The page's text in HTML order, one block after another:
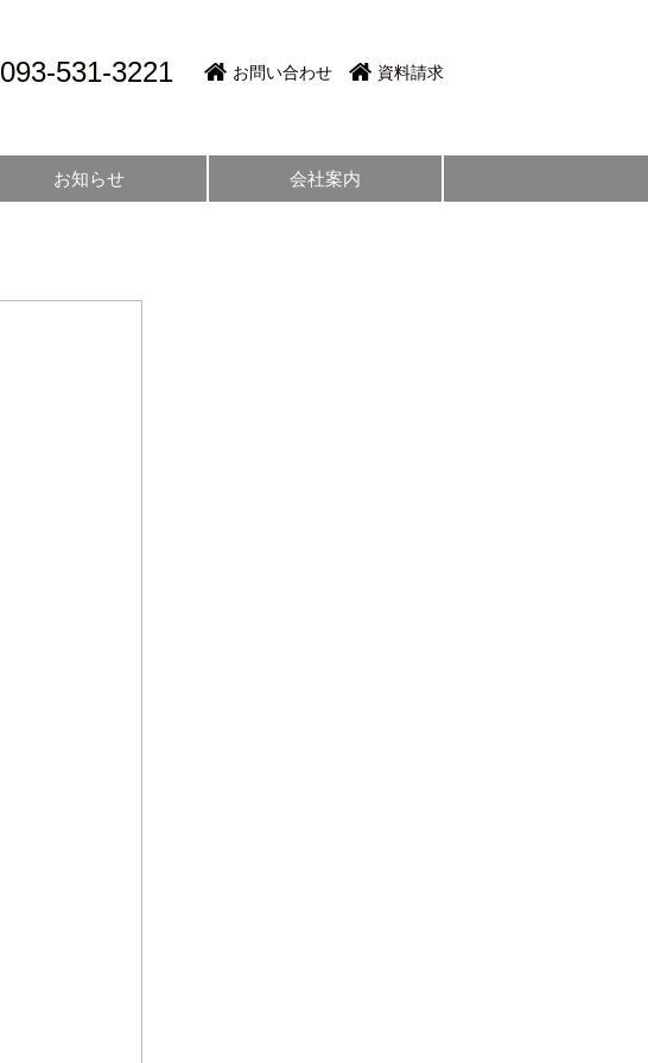
093-531-3221 お問い合わせ 資料請求
お知らせ 会社案内